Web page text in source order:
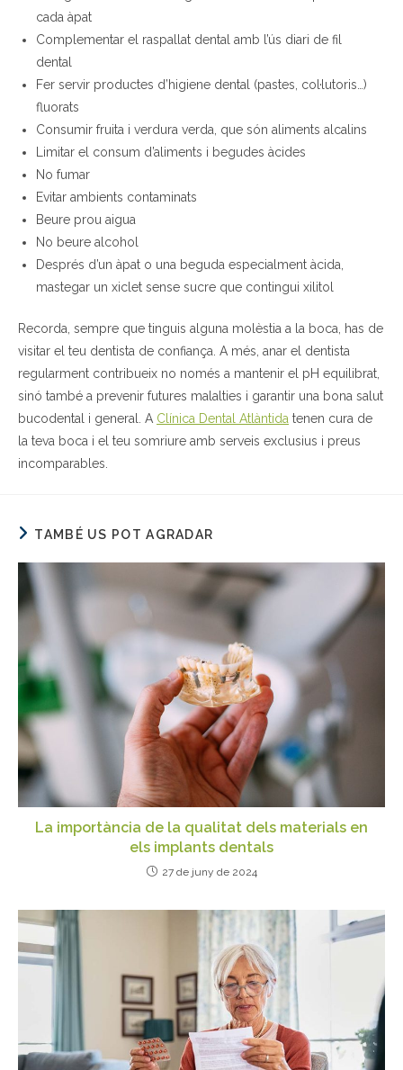
cada àpat
Complementar el raspallat dental amb l’ús diari de fil
dental
Fer servir productes d’higiene dental (pastes, col·lutoris…)
fluorats
Consumir fruita i verdura verda, que són aliments alcalins
Limitar el consum d’aliments i begudes àcides
No fumar
Evitar ambients contaminats
Beure prou aigua
No beure alcohol
Després d’un àpat o una beguda especialment àcida,
mastegar un xiclet sense sucre que contingui xilitol
Recorda, sempre que tinguis alguna molèstia a la boca, has de
visitar el teu dentista de confiança. A més, anar el dentista
regularment contribueix no només a mantenir el pH equilibrat,
sinó també a prevenir futures malalties i garantir una bona salut
bucodental i general. A Clínica Dental Atlàntida tenen cura de
la teva boca i el teu somriure amb serveis exclusius i preus
incomparables.
TAMBÉ US POT AGRADAR
La importància de la qualitat dels materials en
els implants dentals
27 de juny de 2024